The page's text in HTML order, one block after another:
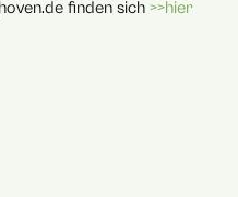
finden sich >>hier